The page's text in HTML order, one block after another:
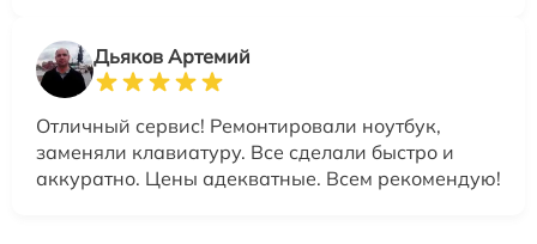
Дьяков Артемий
Отличный сервис! Ремонтировали ноутбук,
заменяли клавиатуру. Все сделали быстро и
аккуратно. Цены адекватные. Всем рекомендую!